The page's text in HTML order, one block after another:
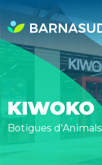
KIWOKO
Botigues d'Animals